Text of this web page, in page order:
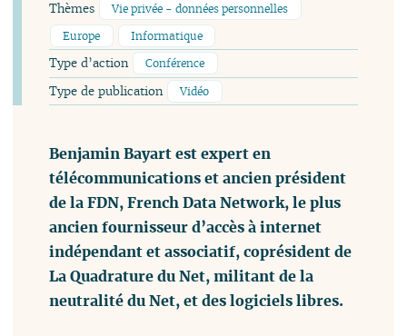
Thèmes
Vie privée - données personnelles
Europe
Informatique
Type d’action Conférence
Type de publication Vidéo
Benjamin Bayart est expert en
télécommunications et ancien président
de la FDN, French Data Network, le plus
ancien fournisseur d’accès à internet
indépendant et associatif, coprésident de
La Quadrature du Net, militant de la
neutralité du Net, et des logiciels libres.